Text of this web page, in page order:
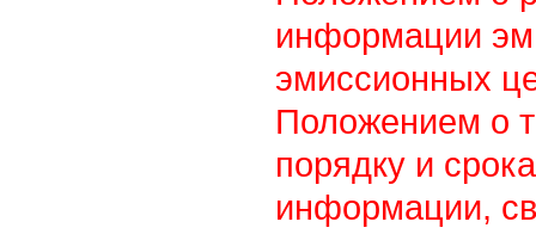
информации
эмиссионных
Положением о
порядку и
информации,